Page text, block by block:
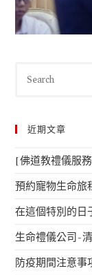
近期文章
[佛道教禮儀服
預約寵物生命
在這個特別的日
生命禮儀公司-
防疫期間注意